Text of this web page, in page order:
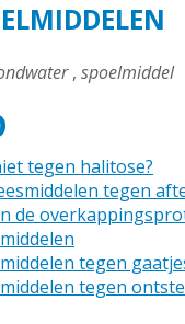
, spoelmiddel
tegen halitose?
tegen
de
tegen
tegen